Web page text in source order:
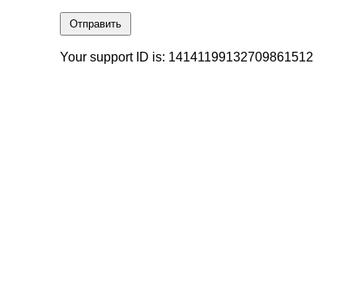
Отправить
Your support ID is: 14141199132709861512